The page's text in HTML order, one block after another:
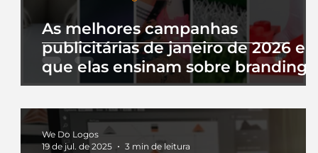
As melhores campanhas
publicitárias de janeiro de 2026 e
que elas ensinam sobre branding
We Do Logos
19 de jul. de 2025
3 min de leitura